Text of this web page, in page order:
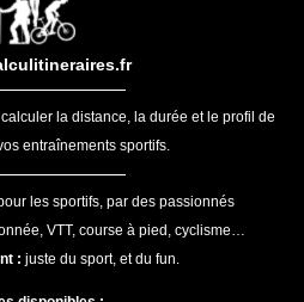
la distance, la durée et le profil de
entraînements sportifs.
les sportifs, par des passionnés
VTT, course à pied, cyclisme…
: juste du sport, et du fun.